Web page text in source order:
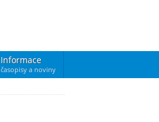
Informace
časopisy a noviny